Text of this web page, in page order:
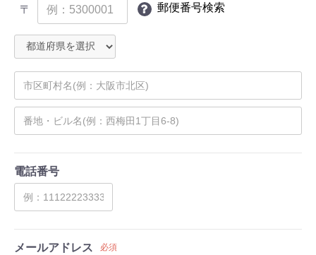
〒
郵便番号検索
電話番号
メールアドレス 必須